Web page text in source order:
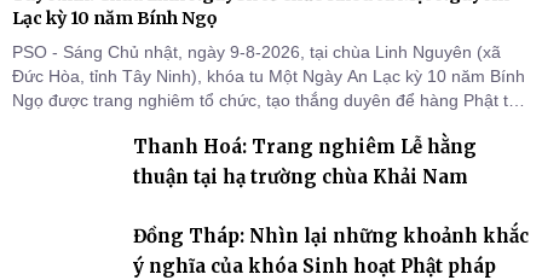
Lạc kỳ 10 năm Bính Ngọ
PSO - Sáng Chủ nhật, ngày 9-8-2026, tại chùa Linh Nguyên (xã
Đức Hòa, tỉnh Tây Ninh), khóa tu Một Ngày An Lạc kỳ 10 năm Bính
Ngọ được trang nghiêm tổ chức, tạo thắng duyên để hàng Phật tử
đời sống thiện lành.Thanh Hoá: Trang nghiêm Lễ hằng
thuận tại hạ trường chùa Khải Nam
Đồng Tháp: Nhìn lại những khoảnh khắc
ý nghĩa của khóa Sinh hoạt Phật pháp